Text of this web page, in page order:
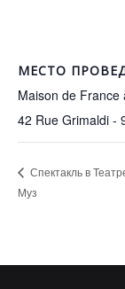
МЕСТО
Maison de France
42 Rue Grimaldi -
Спектакль в
Муз